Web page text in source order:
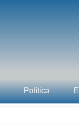
Política